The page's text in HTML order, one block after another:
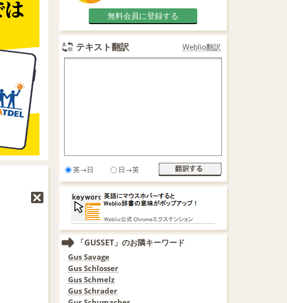
無料会員に登録する
テキスト翻訳 Weblio翻訳
英→日 日→英
「GUSSET」のお隣キーワード
Gus Savage
Gus Schlosser
Gus Schmelz
Gus Schrader